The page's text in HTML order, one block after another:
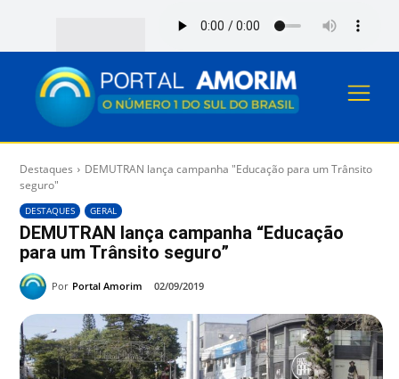
Destaques
DEMUTRAN lança campanha "Educação para um Trânsito
seguro"
DESTAQUES GERAL
DEMUTRAN lança campanha “Educação
para um Trânsito seguro”
Por Portal Amorim 02/09/2019